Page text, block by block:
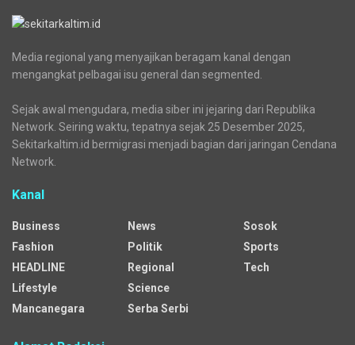
Media regional yang menyajikan beragam kanal dengan
mengangkat pelbagai isu general dan segmented.
Sejak awal mengudara, media siber ini jejaring dari Republika
Network. Seiring waktu, tepatnya sejak 25 Desember 2025,
Sekitarkaltim.id bermigrasi menjadi bagian dari jaringan Cendana
Network.
Kanal
Business
Fashion
HEADLINE
Lifestyle
Mancanegara
News
Politik
Regional
Science
Serba Serbi
Sosok
Sports
Tech